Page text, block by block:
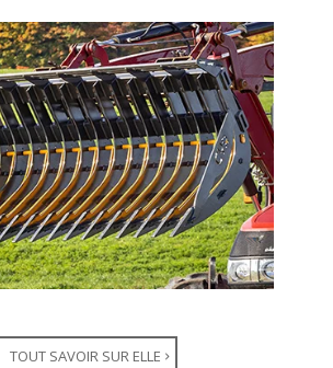
TOUT SAVOIR SUR ELLE